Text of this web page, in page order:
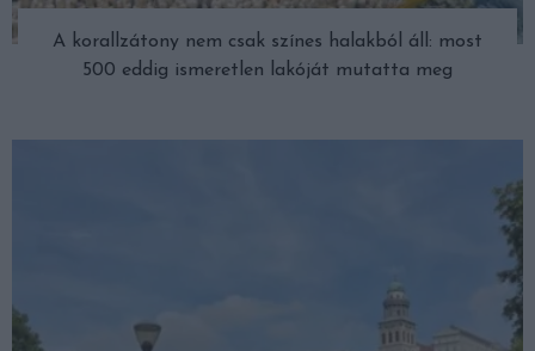
A korallzátony nem csak színes halakból áll: most
500 eddig ismeretlen lakóját mutatta meg